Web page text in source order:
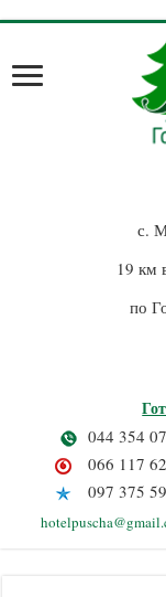
с.
19 км
по
044 354
066 117
097 375